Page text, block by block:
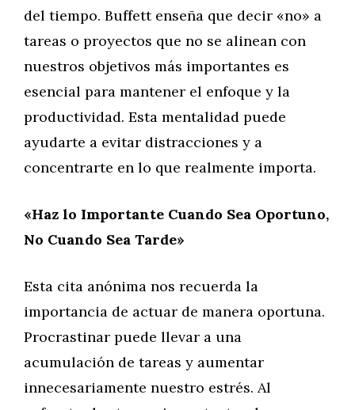
del tiempo. Buffett enseña que decir «no» a
tareas o proyectos que no se alinean con
nuestros objetivos más importantes es
esencial para mantener el enfoque y la
productividad. Esta mentalidad puede
ayudarte a evitar distracciones y a
concentrarte en lo que realmente importa.
«Haz lo Importante Cuando Sea Oportuno,
No Cuando Sea Tarde»
Esta cita anónima nos recuerda la
importancia de actuar de manera oportuna.
Procrastinar puede llevar a una
acumulación de tareas y aumentar
innecesariamente nuestro estrés. Al